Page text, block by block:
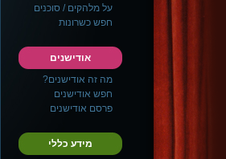
על מלהקים / סוכנים
חפש כשרונות
אודישנים
מה זה אודישנים?
חפש אודישנים
פרסם אודישנים
מידע כללי